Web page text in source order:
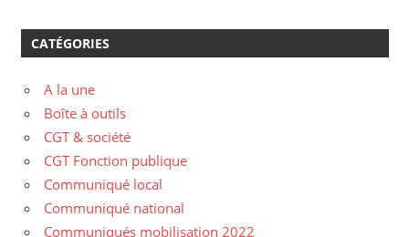
CATÉGORIES
A la une
Boîte à outils
CGT & société
CGT Fonction publique
Communiqué local
Communiqué national
Communiqués mobilisation 2022